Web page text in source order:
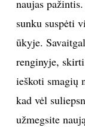
PRIVATUMO
naujas
sunku suspėti
ūkyje.
renginyje,
ieškoti smagių
kad vėl
užmegsite